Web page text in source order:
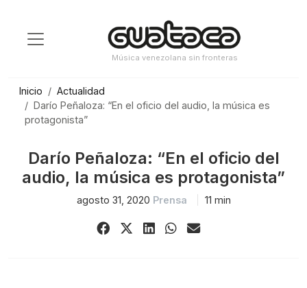
contenido
Música venezolana sin fronteras
Inicio
Actualidad
Darío Peñaloza: “En el oficio del audio, la música es
protagonista”
Darío Peñaloza: “En el oficio del
audio, la música es protagonista”
agosto 31, 2020 Prensa 11 min
Share Share ShareShareShare